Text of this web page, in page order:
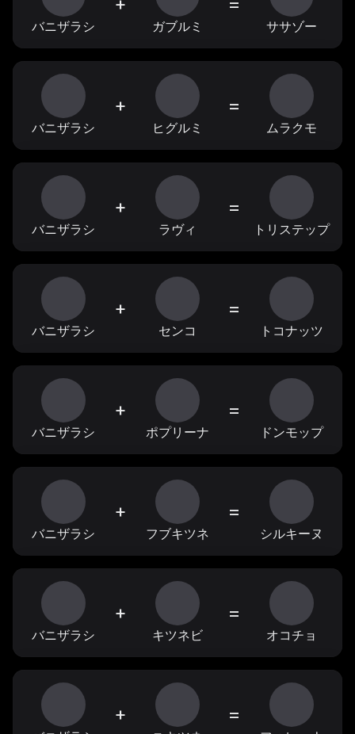
バニザラシ ガブルミ ササゾー
バニザラシ
+
ヒグルミ
=
ムラクモ
バニザラシ
+
ラヴィ
=
トリステップ
バニザラシ
+
センコ
=
トコナッツ
バニザラシ
+
ポプリーナ
=
ドンモップ
バニザラシ
+
フブキツネ
=
シルキーヌ
バニザラシ
+
キツネビ
=
オコチョ
+ =